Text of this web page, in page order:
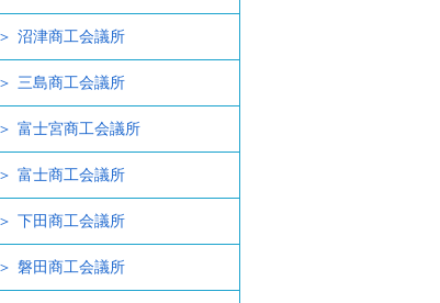
沼津商工会議所
三島商工会議所
富士宮商工会議所
富士商工会議所
下田商工会議所
磐田商工会議所